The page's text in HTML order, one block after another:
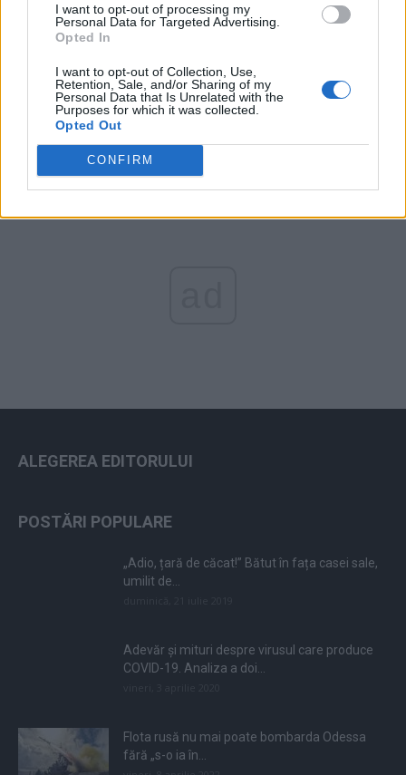
I want to opt-out of processing my
Personal Data for Targeted Advertising.
Opted In
I want to opt-out of Collection, Use,
Retention, Sale, and/or Sharing of my
Personal Data that Is Unrelated with the
Purposes for which it was collected.
Opted Out
CONFIRM
Arhiva sondajelor
ALEGEREA EDITORULUI
POSTĂRI POPULARE
„Adio, țară de căcat!” Bătut în fața casei sale,
umilit de...
Adevăr și mituri despre virusul care produce
COVID-19. Analiza a doi...
Flota rusă nu mai poate bombarda Odessa
fără „s-o ia în...